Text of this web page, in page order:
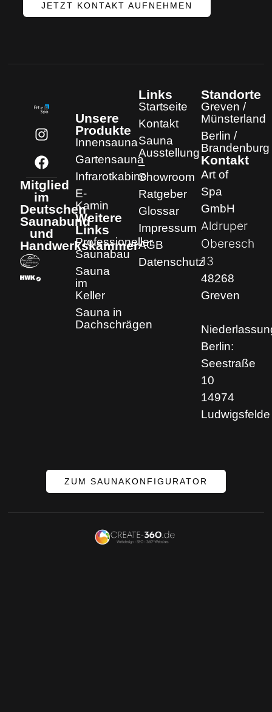
JETZT KONTAKT AUFNEHMEN
Mitglied
im
Deutschen
Saunabund
und
Handwerkskammer
Unsere
Produkte
Innensauna
Gartensauna
Infrarotkabine
E-
Kamin
Weitere
Links
Professioneller
Saunabau
Sauna
im
Keller
Sauna in
Dachschrägen
Links
Startseite
Kontakt
Sauna
Ausstellung
–
Showroom
Ratgeber
Glossar
Impressum
AGB
Datenschutz
Standorte
Greven /
Münsterland
Berlin /
Brandenburg
Kontakt
Art of
Spa
GmbH
Aldruper
Oberesch
13
48268
Greven
Berlin:
Seestraße
10
14974
Ludwigsfelde
ZUM SAUNAKONFIGURATOR